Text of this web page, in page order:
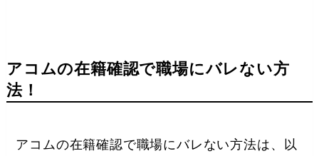
アコムの在籍確認で職場にバレない方
法！
アコムの在籍確認で職場にバレない方法は、以